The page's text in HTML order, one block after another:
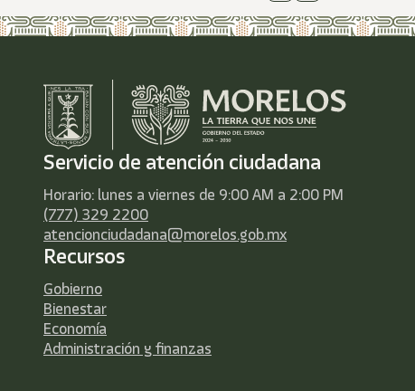
Servicio de atención ciudadana
Horario: lunes a viernes de 9:00 AM a 2:00 PM
(777) 329 2200
atencionciudadana@morelos.gob.mx
Recursos
Gobierno
Bienestar
Economía
Administración y finanzas